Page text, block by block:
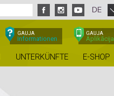
DE
GAUJA
Informationen
GAUJA
Aplikācija
UNTERKÜNFTE E-SHOP